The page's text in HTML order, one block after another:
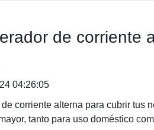
de corriente
04:26:05
corriente alterna para cubrir
tanto para uso doméstico